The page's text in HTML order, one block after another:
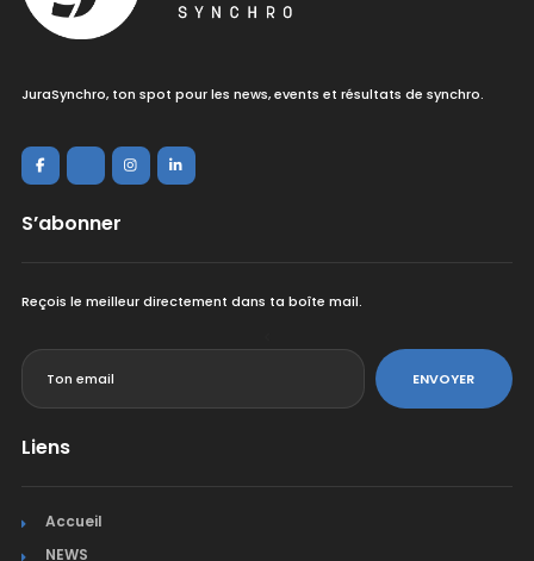
JuraSynchro, ton spot pour les news, events et résultats de synchro.
S’abonner
Reçois le meilleur directement dans ta boîte mail.
ENVOYER
Liens
Accueil
NEWS